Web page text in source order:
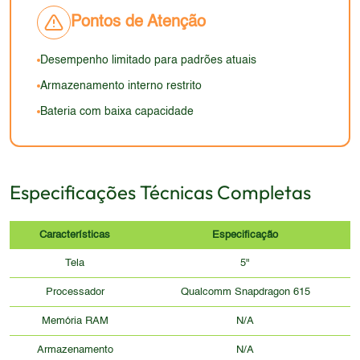
padrões atuais.
Pontos de Atenção
Desempenho limitado para padrões atuais
Armazenamento interno restrito
Bateria com baixa capacidade
Especificações Técnicas Completas
Características Especificação
Tela 5"
Processador Qualcomm Snapdragon 615
Memória RAM N/A
Armazenamento N/A